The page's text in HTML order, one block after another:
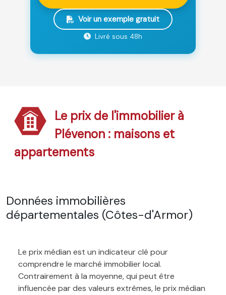
Voir un exemple gratuit
Livré sous 48h
Le prix de l'immobilier à
Plévenon : maisons et
appartements
Données immobilières
départementales (Côtes-d'Armor)
Le prix médian est un indicateur clé pour
comprendre le marché immobilier local.
Contrairement à la moyenne, qui peut être
influencée par des valeurs extrêmes, le prix médian